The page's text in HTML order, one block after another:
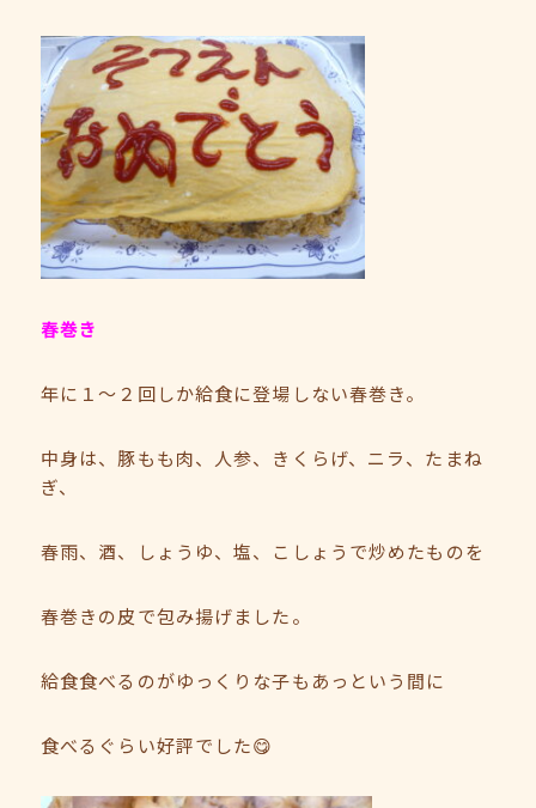
春巻き
年に１～２回しか給食に登場しない春巻き。
中身は、豚もも肉、人参、きくらげ、ニラ、たまね
ぎ、
春雨、酒、しょうゆ、塩、こしょうで炒めたものを
春巻きの皮で包み揚げました。
給食食べるのがゆっくりな子もあっという間に
食べるぐらい好評でした😋